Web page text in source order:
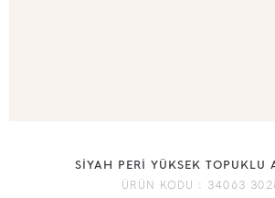
SİYAH PERİ YÜKSEK TOPUKLU
ÜRÜN KODU : 34063